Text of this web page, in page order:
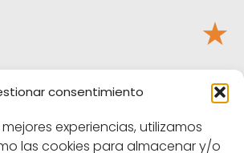
consentimiento
experiencias, utilizamos
las cookies para almacenar y/o
★
★